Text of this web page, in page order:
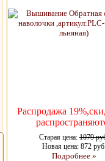
Распродажа
Старая цена: 1079
Новая цена: 872 руб.
Подробнее »